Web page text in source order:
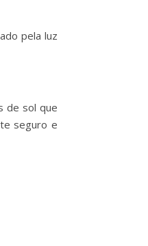
pela luz
de sol que
seguro e